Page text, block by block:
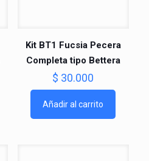
Kit BT1 Fucsia Pecera
Completa tipo Bettera
$ 30.000
Añadir al carrito